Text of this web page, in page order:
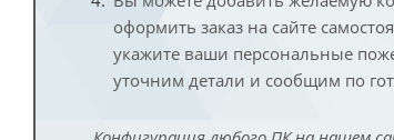
оформить заказ на сайте
укажите ваши персональные
уточним детали и сообщим по